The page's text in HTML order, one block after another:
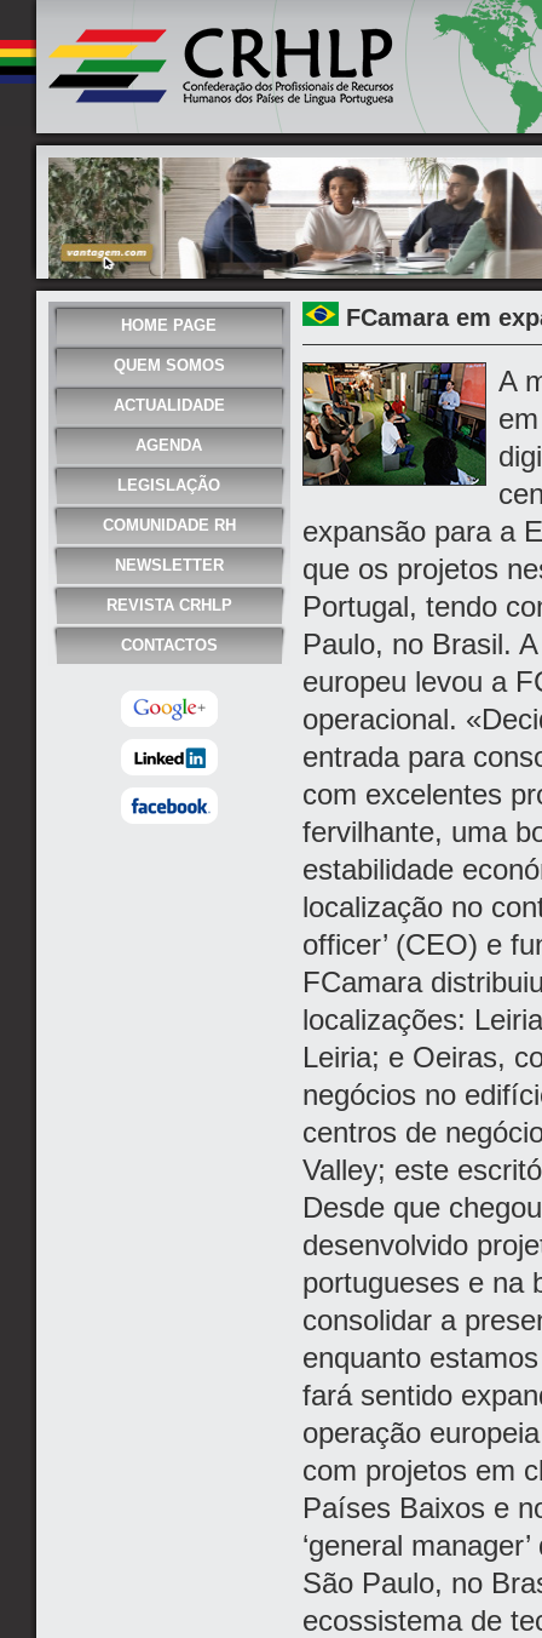
HOME PAGE
QUEM SOMOS
ACTUALIDADE
AGENDA
LEGISLAÇÃO
COMUNIDADE RH
NEWSLETTER
REVISTA CRHLP
CONTACTOS
FCamara em
A
expansão para a
que os projetos
Portugal, tendo
Paulo, no Brasil.
europeu levou a
operacional.
entrada para
com excelentes
fervilhante, uma
estabilidade
localização no
officer’ (CEO) e
FCamara
localizações:
Leiria; e Oeiras,
negócios no
centros de
Valley; este
Desde que
desenvolvido
portugueses e na
consolidar a
enquanto
fará sentido
operação
com projetos em
Países Baixos e
‘general
São Paulo, no
ecossistema de